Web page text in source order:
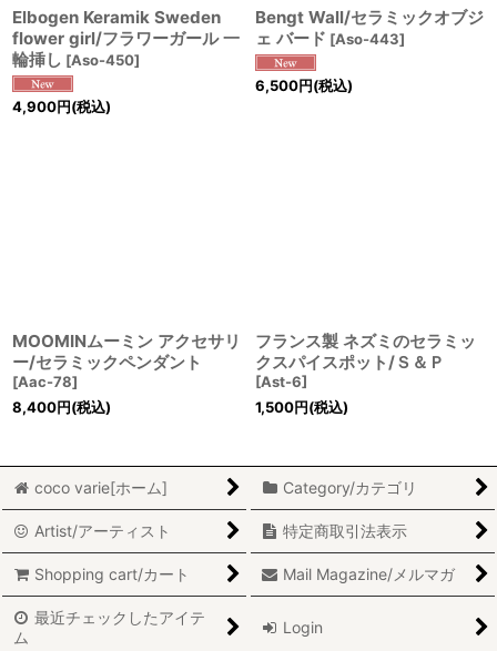
Elbogen Keramik Sweden
flower girl/フラワーガール 一
輪挿し [Aso-450]
4,900円(税込)
Bengt Wall/セラミックオブジ
ェ バード [Aso-443]
6,500円(税込)
MOOMINムーミン アクセサリ
ー/セラミックペンダント
[Aac-78]
8,400円(税込)
フランス製 ネズミのセラミッ
クスパイスポット/Ｓ＆Ｐ
[Ast-6]
1,500円(税込)
coco varie[ホーム] Category/カテゴリ
Artist/アーティスト 特定商取引法表示
Shopping cart/カート Mail Magazine/メルマガ
最近チェックしたアイテ
ム
Login